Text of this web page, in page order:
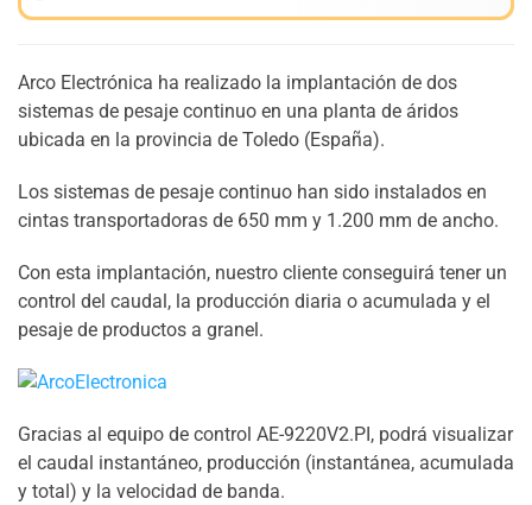
Arco Electrónica ha realizado la implantación de dos
sistemas de pesaje continuo en una planta de áridos
ubicada en la provincia de Toledo (España).
Los sistemas de pesaje continuo han sido instalados en
cintas transportadoras de 650 mm y 1.200 mm de ancho.
Con esta implantación, nuestro cliente conseguirá tener un
control del caudal, la producción diaria o acumulada y el
pesaje de productos a granel.
Gracias al equipo de control AE-9220V2.PI, podrá visualizar
el caudal instantáneo, producción (instantánea, acumulada
y total) y la velocidad de banda.